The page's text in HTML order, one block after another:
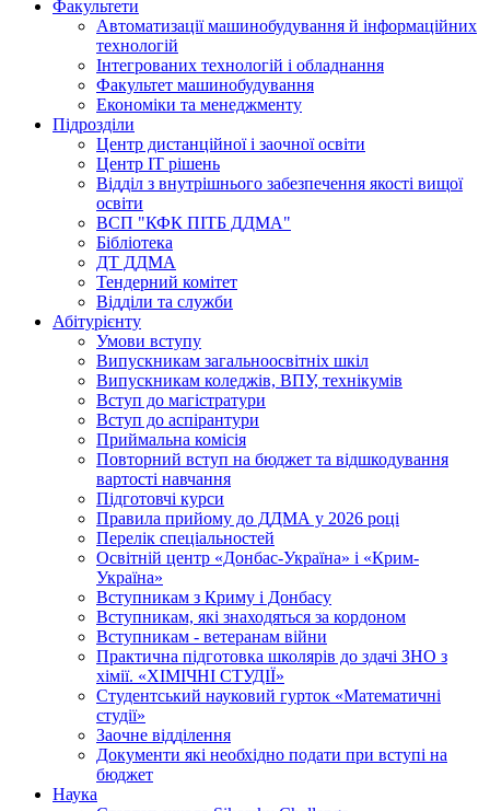
Факультети
Автоматизації машинобудування й інформаційних
технологій
Інтегрованих технологій і обладнання
Факультет машинобудування
Економіки та менеджменту
Підрозділи
Центр дистанційної і заочної освіти
Центр ІТ рішень
Відділ з внутрішнього забезпечення якості вищої
освіти
ВСП "КФК ПІТБ ДДМА"
Бібліотека
ДТ ДДМА
Тендерний комітет
Відділи та служби
Абітурієнту
Умови вступу
Випускникам загальноосвітніх шкіл
Випускникам коледжів, ВПУ, технікумів
Вступ до магістратури
Вступ до аспірантури
Приймальна комісія
Повторний вступ на бюджет та відшкодування
вартості навчання
Підготовчі курси
Правила прийому до ДДМА у 2026 році
Перелік спеціальностей
Освітній центр «Донбас-Україна» і «Крим-
Україна»
Вступникам з Криму і Донбасу
Вступникам, які знаходяться за кордоном
Вступникам - ветеранам війни
Практична підготовка школярів до здачі ЗНО з
хімії. «ХІМІЧНІ СТУДІЇ»
Студентський науковий гурток «Математичні
студії»
Заочне відділення
Документи які необхідно подати при вступі на
бюджет
Наука